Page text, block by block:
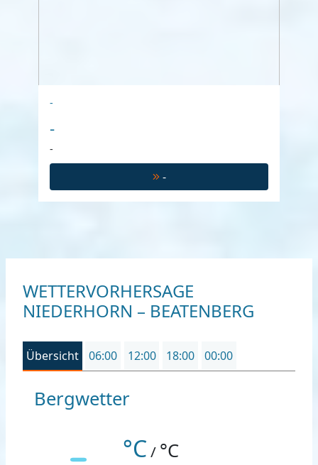
-
-
-
-
WETTERVORHERSAGE
NIEDERHORN – BEATENBERG
Übersicht 06:00 12:00 18:00 00:00
Bergwetter
°C / °C